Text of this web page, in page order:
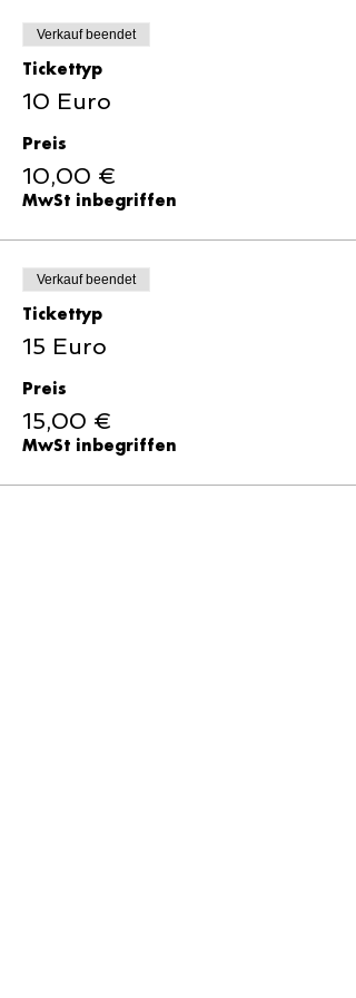
Mitgliedschaft kannst du an allen
Workouts kostenlos teilnehmen.
Verkauf beendet
Tickettyp
10 Euro
Preis
10,00 €
MwSt inbegriffen
Verkauf beendet
Tickettyp
15 Euro
Preis
15,00 €
MwSt inbegriffen